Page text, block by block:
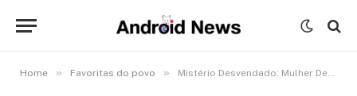
Home » Favoritas do povo » Mistério Desvendado: Mulher Desaparecida é Encontrada em Goiânia Após Saída Voluntária